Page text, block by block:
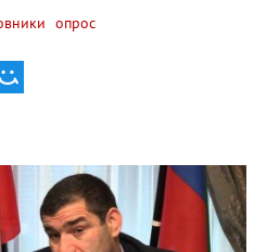
опрос